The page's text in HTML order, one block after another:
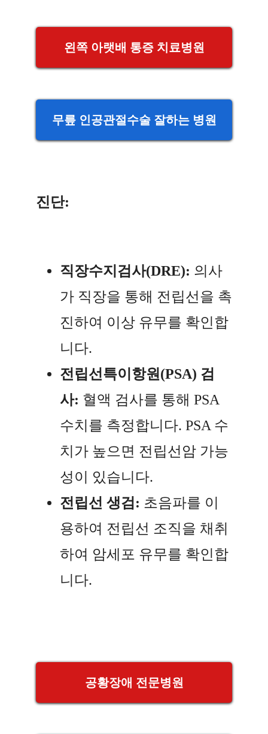
왼쪽 아랫배 통증 치료병원
무릎 인공관절수술 잘하는 병원
진단:
직장수지검사(DRE): 의사
가 직장을 통해 전립선을 촉
진하여 이상 유무를 확인합
니다.
전립선특이항원(PSA) 검
사: 혈액 검사를 통해 PSA
수치를 측정합니다. PSA 수
치가 높으면 전립선암 가능
성이 있습니다.
전립선 생검: 초음파를 이
용하여 전립선 조직을 채취
하여 암세포 유무를 확인합
니다.
공황장애 전문병원